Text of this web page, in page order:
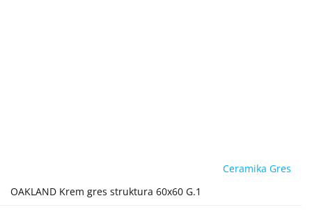
Ceramika Gres
OAKLAND Krem gres struktura 60x60 G.1